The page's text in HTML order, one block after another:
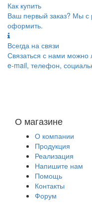
Как купить
Ваш первый заказ? Мы с
оформить.
Всегда на связи
Связаться с нами
e-mail, телефон,
О магазине
О компании
Продукция
Реализация
Напишите нам
Помощь
Контакты
Форум